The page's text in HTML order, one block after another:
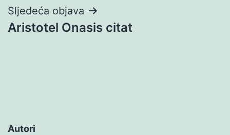
Sljedeća objava
Aristotel Onasis citat
Autori